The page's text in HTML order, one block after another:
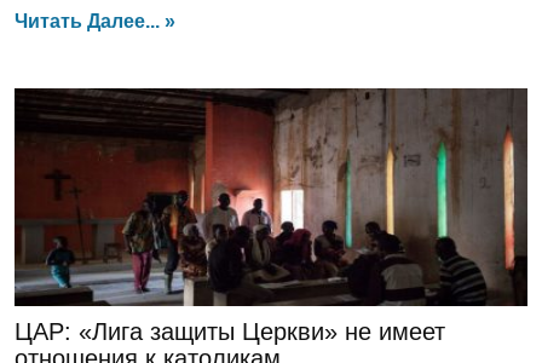
Читать Далее... »
ЛЕНТА НОВОСТЕЙ
ЦАР: «Лига защиты Церкви» не имеет